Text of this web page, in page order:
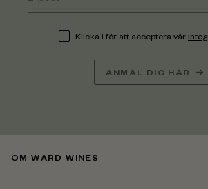
Klicka i för att acceptera vår
ANMÄL DIG HÄR
OM WARD WINES